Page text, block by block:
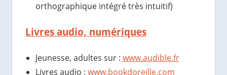
orthographique intégré très intuitif)
Livres audio, numériques
Jeunesse, adultes sur : www.audible.fr
Livres audio : www.bookdoreille.com